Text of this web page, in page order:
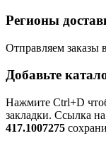
Регионы
Отправляем заказы
Добавьте
Нажмите Ctrl+D
закладки. Ссылка
417.1007275